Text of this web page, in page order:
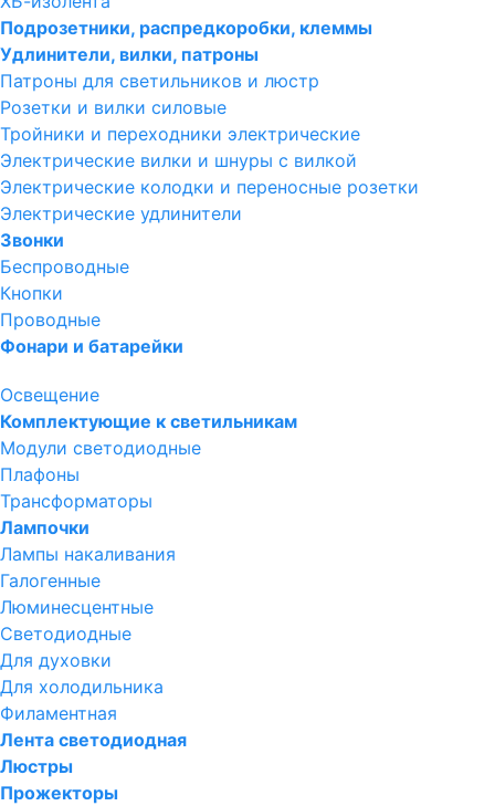
Подрозетники, распредкоробки, клеммы
Удлинители, вилки, патроны
Патроны для светильников и люстр
Розетки и вилки силовые
Тройники и переходники электрические
Электрические вилки и шнуры с вилкой
Электрические колодки и переносные розетки
Электрические удлинители
Звонки
Беспроводные
Кнопки
Проводные
Фонари и батарейки
Освещение
Комплектующие к светильникам
Модули светодиодные
Плафоны
Трансформаторы
Лампочки
Лампы накаливания
Галогенные
Люминесцентные
Светодиодные
Для духовки
Для холодильника
Филаментная
Лента светодиодная
Люстры
Прожекторы